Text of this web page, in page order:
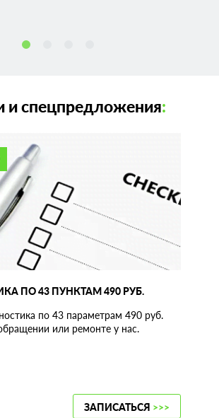
и спецпредложения:
ПО 43 ПУНКТАМ 490 РУБ.
по 43 параметрам 490 руб.
или ремонте у нас.
ЗАПИСАТЬСЯ >>>